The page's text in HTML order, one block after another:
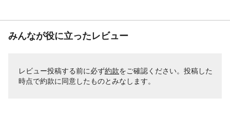
みんなが役に立ったレビュー
レビュー投稿する前に必ず約款をご確認ください。投稿した
時点で約款に同意したものとみなします。